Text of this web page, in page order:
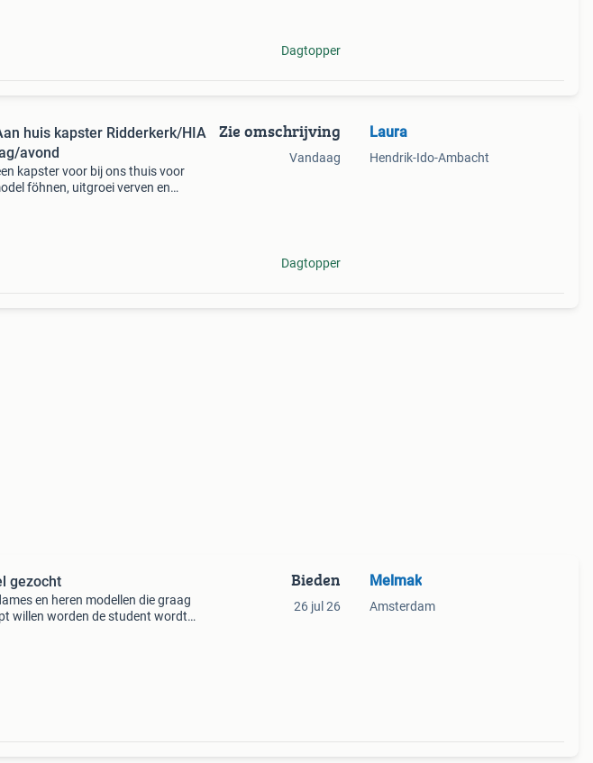
Dagtopper
huis kapster Ridderkerk/HIA
avond
kapster voor bij ons thuis voor
föhnen, uitgroei verven en
Zie omschrijving
Vandaag
Dagtopper
Laura
Hendrik-Ido-Ambacht
gezocht
en heren modellen die graag
willen worden de student wordt
Bieden
26 jul 26
Melmak
Amsterdam